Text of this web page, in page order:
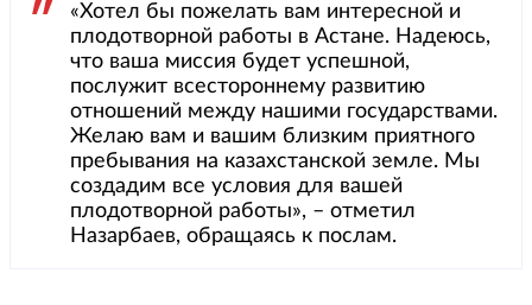
«Хотел бы пожелать вам интересной и
плодотворной работы в Астане. Надеюсь,
что ваша миссия будет успешной,
послужит всестороннему развитию
отношений между нашими государствами.
Желаю вам и вашим близким приятного
пребывания на казахстанской земле. Мы
создадим все условия для вашей
плодотворной работы», – отметил
Назарбаев, обращаясь к послам.